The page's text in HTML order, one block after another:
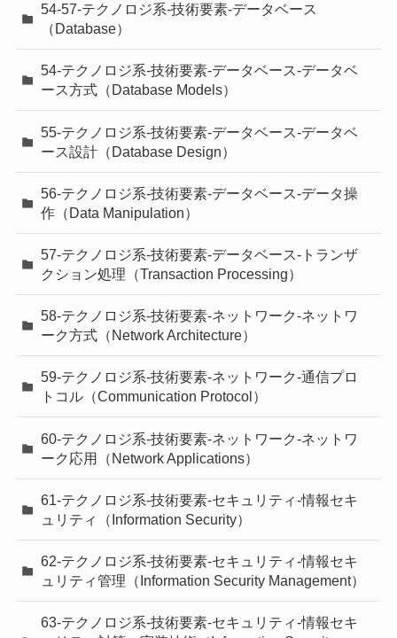
54-57-テクノロジ系-技術要素-データベース
（Database）
54-テクノロジ系-技術要素-データベース-データベ
ース方式（Database Models）
55-テクノロジ系-技術要素-データベース-データベ
ース設計（Database Design）
56-テクノロジ系-技術要素-データベース-データ操
作（Data Manipulation）
57-テクノロジ系-技術要素-データベース-トランザ
クション処理（Transaction Processing）
58-テクノロジ系-技術要素-ネットワーク-ネットワ
ーク方式（Network Architecture）
59-テクノロジ系-技術要素-ネットワーク-通信プロ
トコル（Communication Protocol）
60-テクノロジ系-技術要素-ネットワーク-ネットワ
ーク応用（Network Applications）
61-テクノロジ系-技術要素-セキュリティ-情報セキ
ュリティ（Information Security）
62-テクノロジ系-技術要素-セキュリティ-情報セキ
ュリティ管理（Information Security Management）
63-テクノロジ系-技術要素-セキュリティ-情報セキ